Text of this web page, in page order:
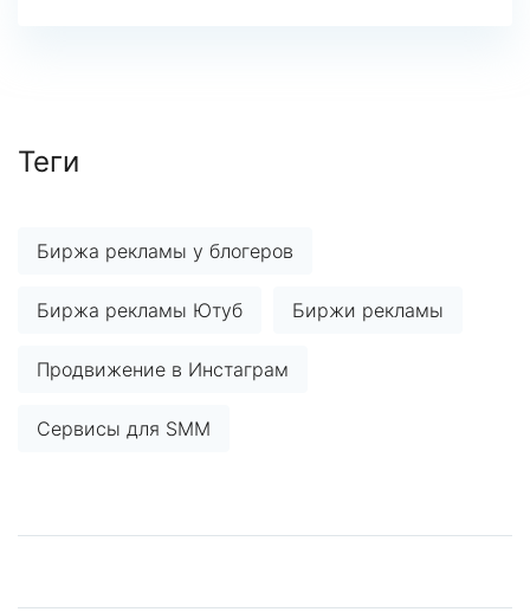
Теги
Биржа рекламы у блогеров
Биржа рекламы Ютуб Биржи рекламы
Продвижение в Инстаграм
Сервисы для SMM